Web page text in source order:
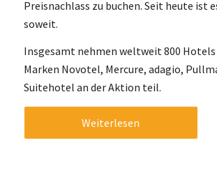
Preisnachlass zu buchen. Seit heute ist
soweit.
Insgesamt nehmen weltweit 800 Hotels
Marken Novotel, Mercure, adagio,
Suitehotel an der Aktion teil.
Weiterlesen